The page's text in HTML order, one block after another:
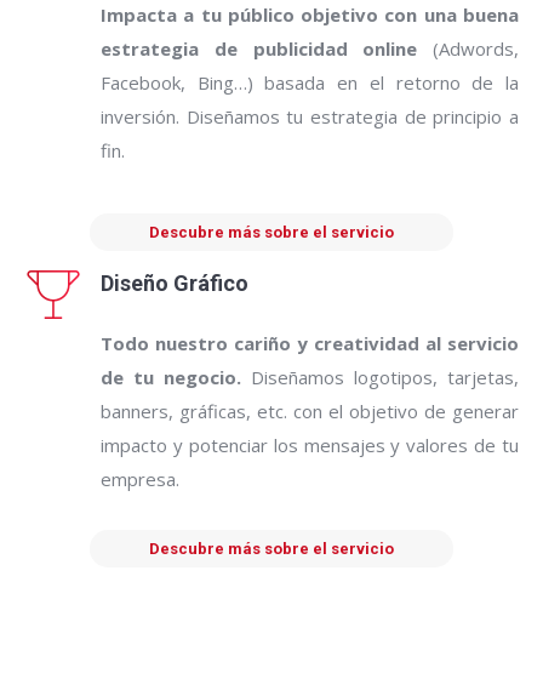
Impacta a tu público objetivo con una buena
estrategia de publicidad online (Adwords,
Facebook, Bing…) basada en el retorno de la
inversión. Diseñamos tu estrategia de principio a
fin.
Descubre más sobre el servicio
Diseño Gráfico
Todo nuestro cariño y creatividad al servicio
de tu negocio. Diseñamos logotipos, tarjetas,
banners, gráficas, etc. con el objetivo de generar
impacto y potenciar los mensajes y valores de tu
empresa.
Descubre más sobre el servicio